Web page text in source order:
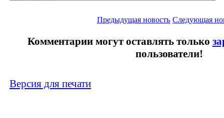
Предыдущая новость Следующая
Комментарии могут оставлять только
пользователи!
Версия для печати